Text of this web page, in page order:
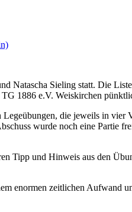
Natascha Sieling statt. Die
1886 e.V. Weiskirchen
die jeweils in vier
wurde noch eine Partie
Tipp und Hinweis aus den
enormen zeitlichen Aufwand